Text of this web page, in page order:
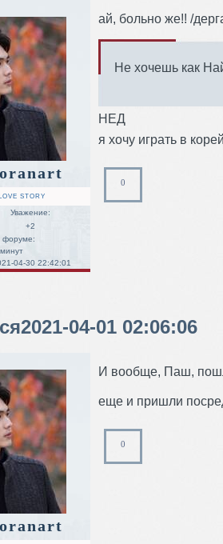
STORY
Уважение:
+2
форуме:
04-30 22:42:01
ай, больно же!! /
Не хочешь как
НЕД
я хочу играть в
0
2021-04-01 02:06:06
И вообще, Паш,
еще и пришли
0